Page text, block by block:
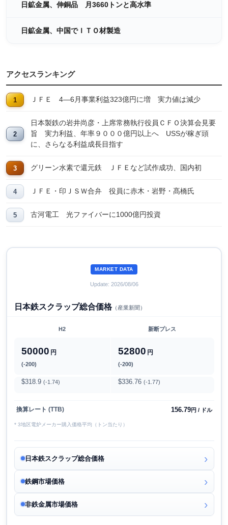
日鉱金属、伸銅品 月3660トンと高水準
日鉱金属、中国でＩＴＯ材製造
アクセスランキング
ＪＦＥ 4―6月事業利益323億円に増 実力値は減少
日本製鉄の岩井尚彦・上席常務執行役員ＣＦＯ決算会見要
旨 実力利益、年率９０００億円以上へ USSが稼ぎ頭
に、さらなる利益成長目指す
グリーン水素で還元鉄 ＪＦＥなど試作成功、国内初
ＪＦＥ・印ＪＳＷ合弁 役員に赤木・岩野・髙橋氏
古河電工 光ファイバーに1000億円投資
MARKET DATA
Update: 2026/08/06
日本鉄スクラップ総合価格（産業新聞）
H2 新断プレス
50000 円
(-200)
52800 円
(-200)
$318.9 (-1.74) $336.76 (-1.77)
換算レート (TTB) 156.79円 / ドル
* 3地区電炉メーカー購入価格平均（トン当たり）
日本鉄スクラップ総合価格
鉄鋼市場価格
非鉄金属市場価格